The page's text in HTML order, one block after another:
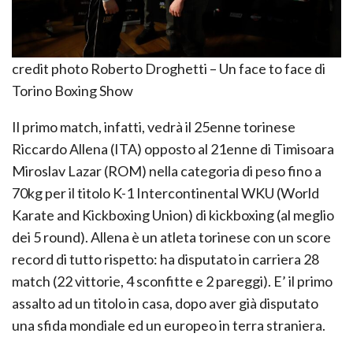
credit photo Roberto Droghetti – Un face to face di
Torino Boxing Show
Il primo match, infatti, vedrà il 25enne torinese
Riccardo Allena (ITA) opposto al 21enne di Timisoara
Miroslav Lazar (ROM) nella categoria di peso fino a
70kg per il titolo K-1 Intercontinental WKU (World
Karate and Kickboxing Union) di kickboxing (al meglio
dei 5 round). Allena è un atleta torinese con un score
record di tutto rispetto: ha disputato in carriera 28
match (22 vittorie, 4 sconfitte e 2 pareggi). E’ il primo
assalto ad un titolo in casa, dopo aver già disputato
una sfida mondiale ed un europeo in terra straniera.